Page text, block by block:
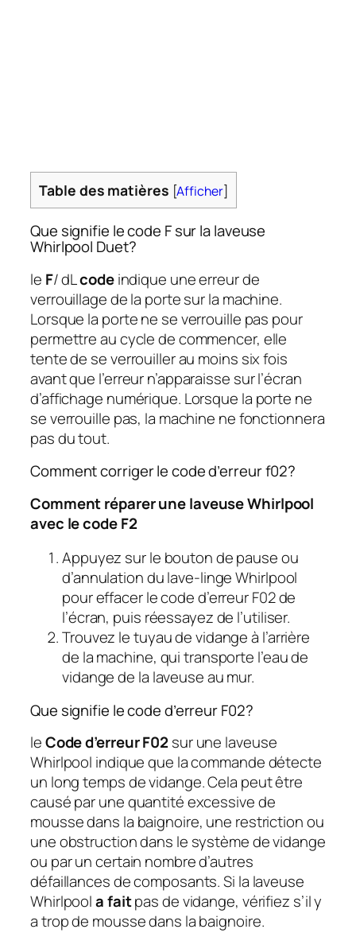
Table des matières [Afficher]
Que signifie le code F sur la laveuse
Whirlpool Duet?
le F/ dLcodeindique une erreur de
verrouillage de la porte sur la machine.
Lorsque la porte ne se verrouille pas pour
permettre au cycle de commencer, elle
tente de se verrouiller au moins six fois
avant que l’erreur n’apparaisse sur l’écran
d’affichage numérique. Lorsque la porte ne
se verrouille pas, la machine ne fonctionnera
pas du tout.
Comment corriger le code d’erreur f02?
Comment réparer une laveuse Whirlpool
avec le code F2
Appuyez sur le bouton de pause ou
d’annulation du lave-linge Whirlpool
pour effacer le code d’erreur F02 de
l’écran, puis réessayez de l’utiliser.
Trouvez le tuyau de vidange à l’arrière
de la machine, qui transporte l’eau de
vidange de la laveuse au mur.
Que signifie le code d’erreur F02?
leCode d’erreur F02 sur une laveuse
Whirlpool indique que la commande détecte
un long temps de vidange. Cela peut être
causé par une quantité excessive de
mousse dans la baignoire, une restriction ou
une obstruction dans le système de vidange
ou par un certain nombre d’autres
défaillances de composants. Si la laveuse
Whirlpoola faitpas de vidange, vérifiez s’il y
a trop de mousse dans la baignoire.